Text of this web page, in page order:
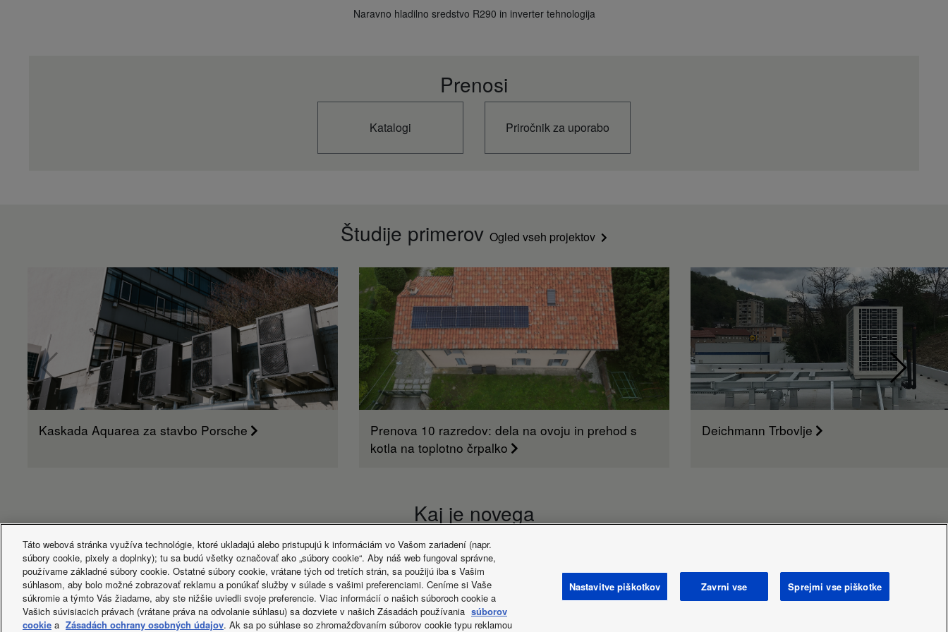
Naravno hladilno sredstvo R290 in inverter tehnologija
Prenosi
Katalogi Priročnik za uporabo
Študije primerov Ogled vseh projektov
Kaskada Aquarea za stavbo Porsche
Prenova 10 razredov: dela na ovoju in prehod s
kotla na toplotno črpalko
Deichmann Trbovlje
Kaj je novega
Facebook Instagram Youtube
LinkedIn
About us
Stopite v stik z nami Zemljevid strani Pravilnik o zasebnosti Pravilnik o uporabi piškotkov
Avtorske pravice © 2026 Panasonic Marketing Europe GmbH. Vse pravice pridržane
Táto webová stránka využíva technológie, ktoré ukladajú alebo pristupujú k informáciám vo Vašom zariadení (napr.
súbory cookie, pixely a doplnky); tu sa budú všetky označovať ako „súbory cookie“. Aby náš web fungoval správne,
používame základné súbory cookie. Ostatné súbory cookie, vrátane tých od tretích strán, sa použijú iba s Vašim
súhlasom, aby bolo možné zobrazovať reklamu a ponúkať služby v súlade s vašimi preferenciami. Ceníme si Vaše
súkromie a týmto Vás žiadame, aby ste nižšie uviedli svoje preferencie. Viac informácií o našich súboroch cookie a
Vašich súvisiacich právach (vrátane práva na odvolanie súhlasu) sa dozviete v našich Zásadách používania súborov
cookie a Zásadách ochrany osobných údajov. Ak sa po súhlase so zhromažďovaním súborov cookie typu reklamou
Nastavitve piškotkov Zavrni vse Sprejmi vse piškotke